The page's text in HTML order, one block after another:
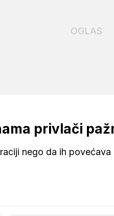
OGLAS
privlači
nego da ih povećava